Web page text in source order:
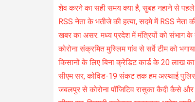
शेव करने का सही समय क्या है, सुबह नहाने से पहले
RSS नेता के भतीजे की हत्या, सदमे में RSS नेता
खबर का असर: मध्य प्रदेश में मंत्रियों को संभाग के
कोरोना संक्रमित मुस्लिम गांव से सर्वे टीम को
किसानों के लिए बिना क्रेडिट कार्ड के 20 लाख का
सीएम सर, कोविड-19 संकट तक हम अस्थाई
जबलपुर से कोरोना पॉजिटिव रासुका कैदी कैसे और